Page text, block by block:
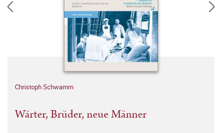
Christoph Schwamm
Wärter, Brüder, neue Männer